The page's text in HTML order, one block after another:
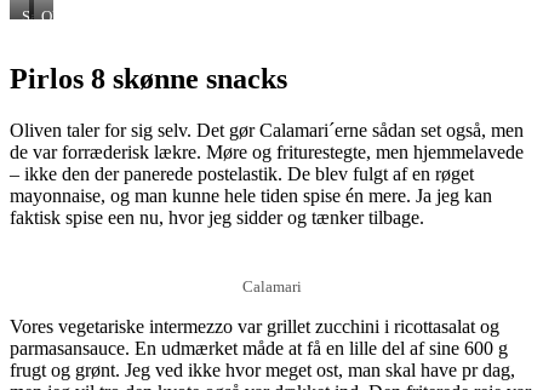
Sauvignon
Oliven
Pirlos 8 skønne snacks
Oliven taler for sig selv. Det gør Calamari´erne sådan set også, men
de var forræderisk lækre. Møre og friturestegte, men hjemmelavede
– ikke den der panerede postelastik. De blev fulgt af en røget
mayonnaise, og man kunne hele tiden spise én mere. Ja jeg kan
faktisk spise een nu, hvor jeg sidder og tænker tilbage.
Calamari
Vores vegetariske intermezzo var grillet zucchini i ricottasalat og
parmasansauce. En udmærket måde at få en lille del af sine 600 g
frugt og grønt. Jeg ved ikke hvor meget ost, man skal have pr dag,